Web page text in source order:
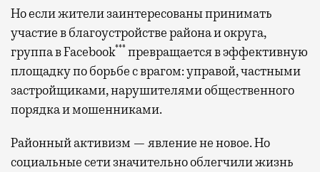
Но если жители заинтересованы принимать
участие в благоустройстве района и округа,
группа в Facebook***превращается в эффективную
площадку по борьбе с врагом: управой, частными
застройщиками, нарушителями общественного
порядка и мошенниками.
Районный активизм — явление не новое. Но
социальные сети значительно облегчили жизнь